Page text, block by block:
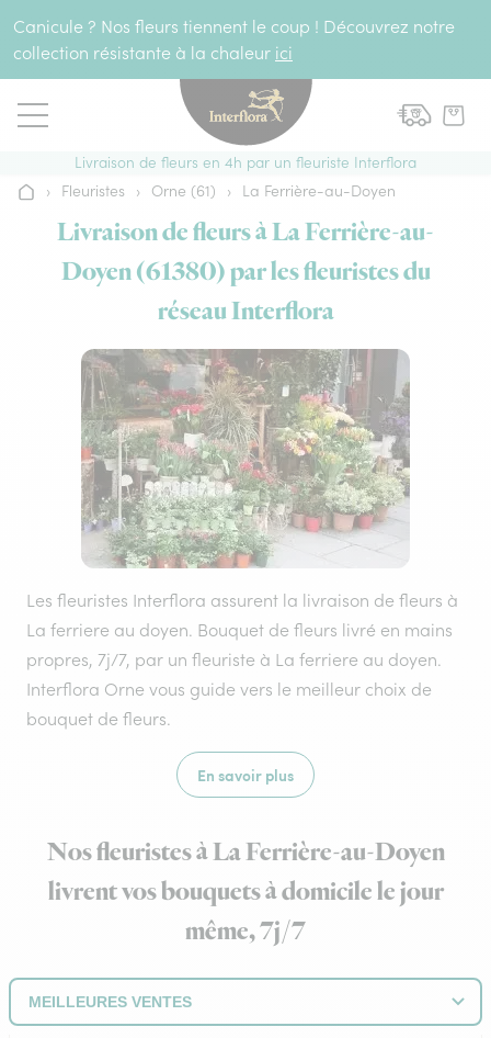
Canicule ? Nos fleurs tiennent le coup ! Découvrez notre
collection résistante à la chaleur ici
Livraison de fleurs en 4h par un fleuriste Interflora
Accueil
› Fleuristes › Orne (61) › La Ferrière-au-Doyen
Livraison de fleurs à La Ferrière-au-
Doyen (61380) par les fleuristes du
réseau Interflora
Les fleuristes Interflora assurent la livraison de fleurs à
La ferriere au doyen. Bouquet de fleurs livré en mains
propres, 7j/7, par un fleuriste à La ferriere au doyen.
Interflora Orne vous guide vers le meilleur choix de
bouquet de fleurs.
En savoir plus
Nos fleuristes à La Ferrière-au-Doyen
livrent vos bouquets à domicile le jour
même, 7j/7